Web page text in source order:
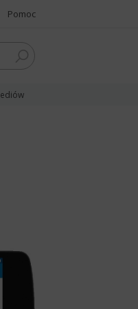
Pomoc